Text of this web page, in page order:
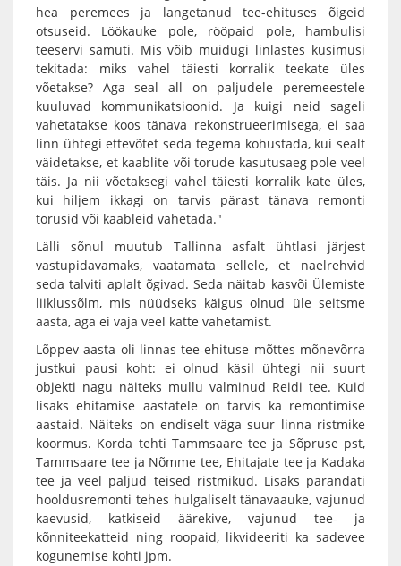
hea peremees ja langetanud tee-ehituses õigeid
otsuseid. Löökauke pole, rööpaid pole, hambulisi
teeservi samuti. Mis võib muidugi linlastes küsimusi
tekitada: miks vahel täiesti korralik teekate üles
võetakse? Aga seal all on paljudele peremeestele
kuuluvad kommunikatsioonid. Ja kuigi neid sageli
vahetatakse koos tänava rekonstrueerimisega, ei saa
linn ühtegi ettevõtet seda tegema kohustada, kui sealt
väidetakse, et kaablite või torude kasutusaeg pole veel
täis. Ja nii võetaksegi vahel täiesti korralik kate üles,
kui hiljem ikkagi on tarvis pärast tänava remonti
torusid või kaableid vahetada."
Lälli sõnul muutub Tallinna asfalt ühtlasi järjest
vastupidavamaks, vaatamata sellele, et naelrehvid
seda talviti aplalt õgivad. Seda näitab kasvõi Ülemiste
liiklussõlm, mis nüüdseks käigus olnud üle seitsme
aasta, aga ei vaja veel katte vahetamist.
Lõppev aasta oli linnas tee-ehituse mõttes mõnevõrra
justkui pausi koht: ei olnud käsil ühtegi nii suurt
objekti nagu näiteks mullu valminud Reidi tee. Kuid
lisaks ehitamise aastatele on tarvis ka remontimise
aastaid. Näiteks on endiselt väga suur linna ristmike
koormus. Korda tehti Tammsaare tee ja Sõpruse pst,
Tammsaare tee ja Nõmme tee, Ehitajate tee ja Kadaka
tee ja veel paljud teised ristmikud. Lisaks parandati
hooldusremonti tehes hulgaliselt tänavaauke, vajunud
kaevusid, katkiseid äärekive, vajunud tee- ja
kõnniteekatteid ning roopaid, likvideeriti ka sadevee
kogunemise kohti jpm.